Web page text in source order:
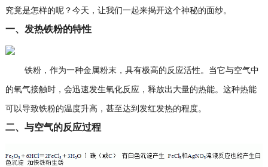
究竟是怎样的呢？今天，让我们一起来揭开这个神秘的面纱。
一、发热铁粉的特性
铁粉，作为一种金属粉末，具有极高的反应活性。当它与空气中
的氧气接触时，会迅速发生氧化反应，释放出大量的热能。这种热能
可以导致铁粉的温度升高，甚至达到发红发热的程度。
二、与空气的反应过程